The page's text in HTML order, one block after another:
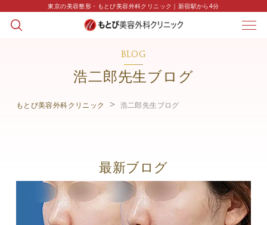
東京の美容整形・もとび美容外科クリニック｜新宿駅から4分
BLOG
浩二郎先生ブログ
もとび美容外科クリニック 浩二郎先生ブログ
最新ブログ